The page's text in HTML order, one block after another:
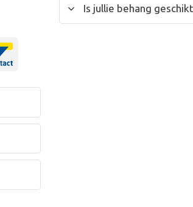
Is jullie behang